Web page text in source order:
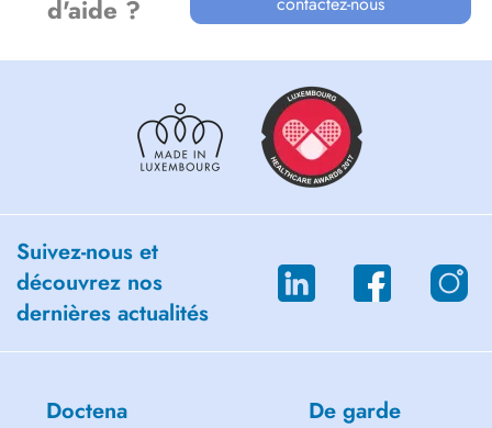
d'aide ?
Suivez-nous et
découvrez nos
dernières actualités
Doctena De garde